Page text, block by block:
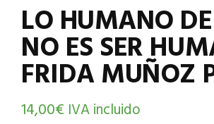
LO HUMANO
NO ES SER
FRIDA MUÑOZ
14,00€ IVA incluido